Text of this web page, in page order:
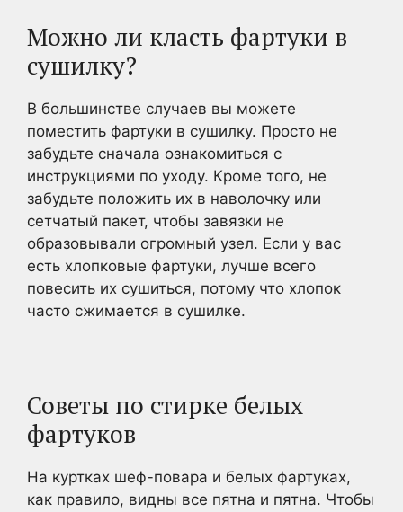
Можно ли класть фартуки в
сушилку?
В большинстве случаев вы можете
поместить фартуки в сушилку. Просто не
забудьте сначала ознакомиться с
инструкциями по уходу. Кроме того, не
забудьте положить их в наволочку или
сетчатый пакет, чтобы завязки не
образовывали огромный узел. Если у вас
есть хлопковые фартуки, лучше всего
повесить их сушиться, потому что хлопок
часто сжимается в сушилке.
Советы по стирке белых
фартуков
На куртках шеф-повара и белых фартуках,
как правило, видны все пятна и пятна. Чтобы